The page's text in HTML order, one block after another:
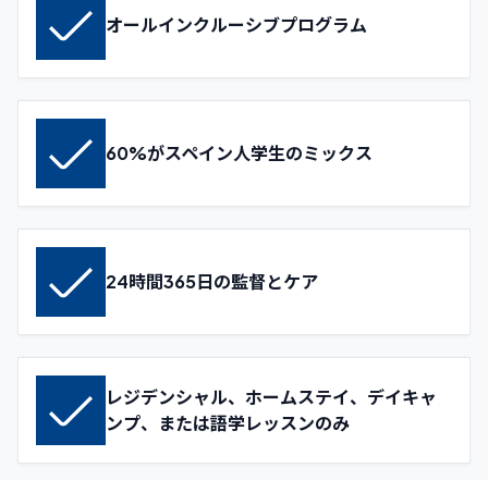
オールインクルーシブプログラム
60%がスペイン人学生のミックス
24時間365日の監督とケア
レジデンシャル、ホームステイ、デイキャ
ンプ、または語学レッスンのみ